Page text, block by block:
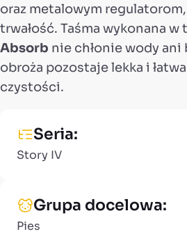
oraz metalowym
trwałość. Taśma wykonana
Absorb nie chłonie wody ani
obroża pozostaje lekka i
czystości.
Seria:
Story IV
Grupa docelowa:
Pies